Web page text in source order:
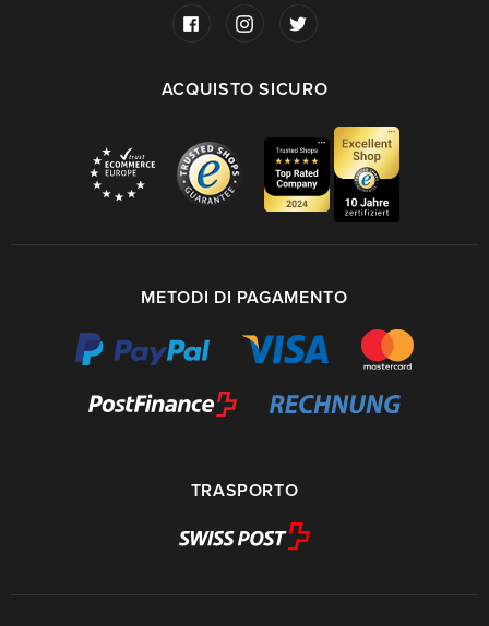
ACQUISTO SICURO
METODI DI PAGAMENTO
TRASPORTO